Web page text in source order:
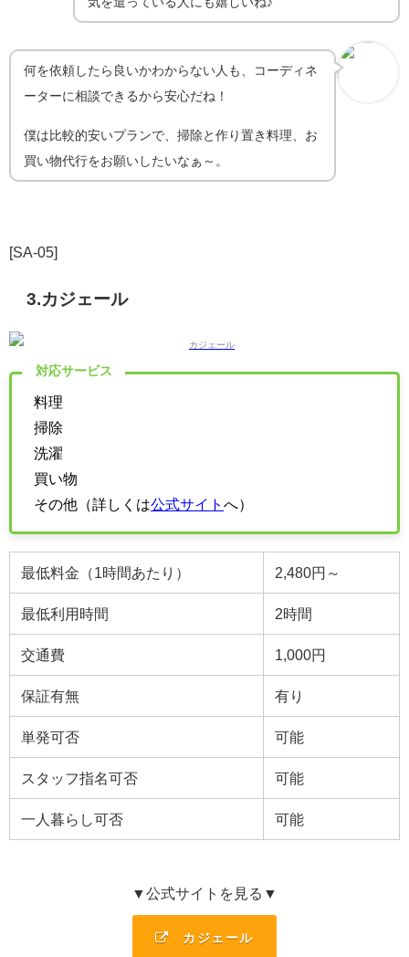
何を依頼したら良いかわからない人も、コーディネ
ーターに相談できるから安心だね！
僕は比較的安いプランで、掃除と作り置き料理、お
買い物代行をお願いしたいなぁ～。
[SA-05]
3.カジェール
対応サービス
料理
掃除
洗濯
買い物
その他（詳しくは公式サイト へ）
最低料金（1時間あたり） 2,480円～
最低利用時間 2時間
交通費 1,000円
保証有無 有り
単発可否 可能
スタッフ指名可否 可能
一人暮らし可否 可能
▼公式サイトを見る▼
カジェール